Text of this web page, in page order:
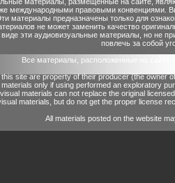
международными правовыми конвенциями.
материалы предназначены только для
не может заменить качество
эти аудиовизуальные материалы, но не
повлечь за собой
Все материалы, расположенные на сайте
site are property of their producer (the owner
only if using performed an exploratory
materials can not replace the original
materials, but do not get the proper license
All materials posted on the website